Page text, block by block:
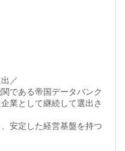
／
である帝国データバンク
業として継続して選出さ
安定した経営基盤を持つ